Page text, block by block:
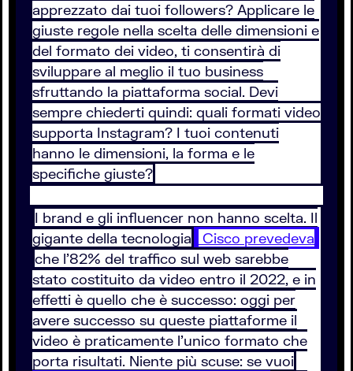
apprezzato dai tuoi followers? Applicare le
giuste regole nella scelta delle dimensioni e
del formato dei video, ti consentirà di
sviluppare al meglio il tuo business
sfruttando la piattaforma social. Devi
sempre chiederti quindi: quali formati video
supporta Instagram? I tuoi contenuti
hanno le dimensioni, la forma e le
specifiche giuste?
I brand e gli influencer non hanno scelta. Il
gigante della tecnologia
Cisco prevedeva
che l’82% del traffico sul web sarebbe
stato costituito da video entro il 2022, e in
effetti è quello che è successo: oggi per
avere successo su queste piattaforme il
video è praticamente l’unico formato che
porta risultati. Niente più scuse: se vuoi